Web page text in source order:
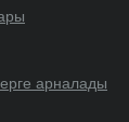
арналады